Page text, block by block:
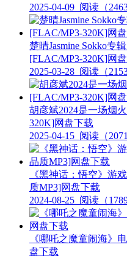
2025-04-09 阅读（
楚晴Jasmine Sokko专
[FLAC/MP3-320K]网
2025-03-28 阅读（
胡彦斌2024是一场烟
320K]网盘下载
2025-04-15 阅读（
《黑神话：悟空》游
质MP3]网盘下载
2024-08-25 阅读（
《哪吒之魔童闹海》
盘下载